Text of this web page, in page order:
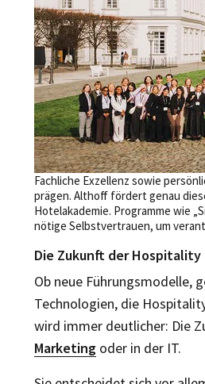
Fachliche Exzellenz sowie
prägen. Althoff fördert genau
Hotelakademie. Programme wie
nötige Selbstvertrauen, um
Die Zukunft der Hospitality
Ob neue Führungsmodelle,
Technologien, die
wird immer deutlicher: Die
Marketing oder in der IT.